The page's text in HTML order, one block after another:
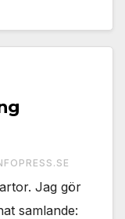
Jag gör
samlande: